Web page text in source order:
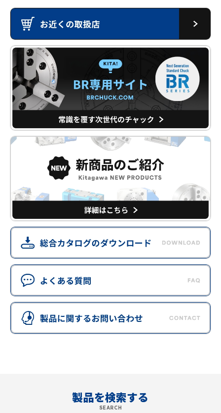
製品を検索する
SEARCH